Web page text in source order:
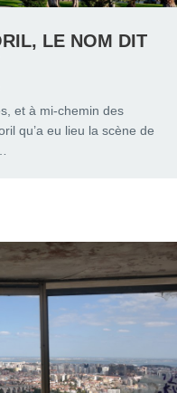
LE NOM DIT
et à mi-chemin des
qu’a eu lieu la scène de